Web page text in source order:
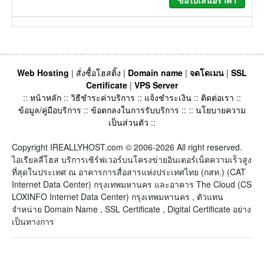
Web Hosting | สั่งซื้อโฮสติ้ง | Domain name | จดโดเมน | SSL
Certificate | VPS Server
:: หน้าหลัก :: วิธีชำระค่าบริการ :: แจ้งชำระเงิน :: ติดต่อเรา ::
ข้อมูล/คู่มือบริการ :: ข้อตกลงในการรับบริการ :: :: นโยบายความ
เป็นส่วนตัว ::
Copyright IREALLYHOST.com © 2006-2026 All right reserved.
ไอเรียลลี่โฮส บริการเซิร์ฟเวอร์บนโครงข่ายอินเตอร์เน็ตความเร็วสูง
ที่สุดในประเทศ ณ อาคารการสื่อสารแห่งประเทศไทย (กสท.) (CAT
Internet Data Center) กรุงเทพมหานคร และอาคาร The Cloud (CS
LOXINFO Internet Data Center) กรุงเทพมหานคร , ตัวแทน
จำหน่าย Domain Name , SSL Certificate , Digital Certificate อย่าง
เป็นทางการ